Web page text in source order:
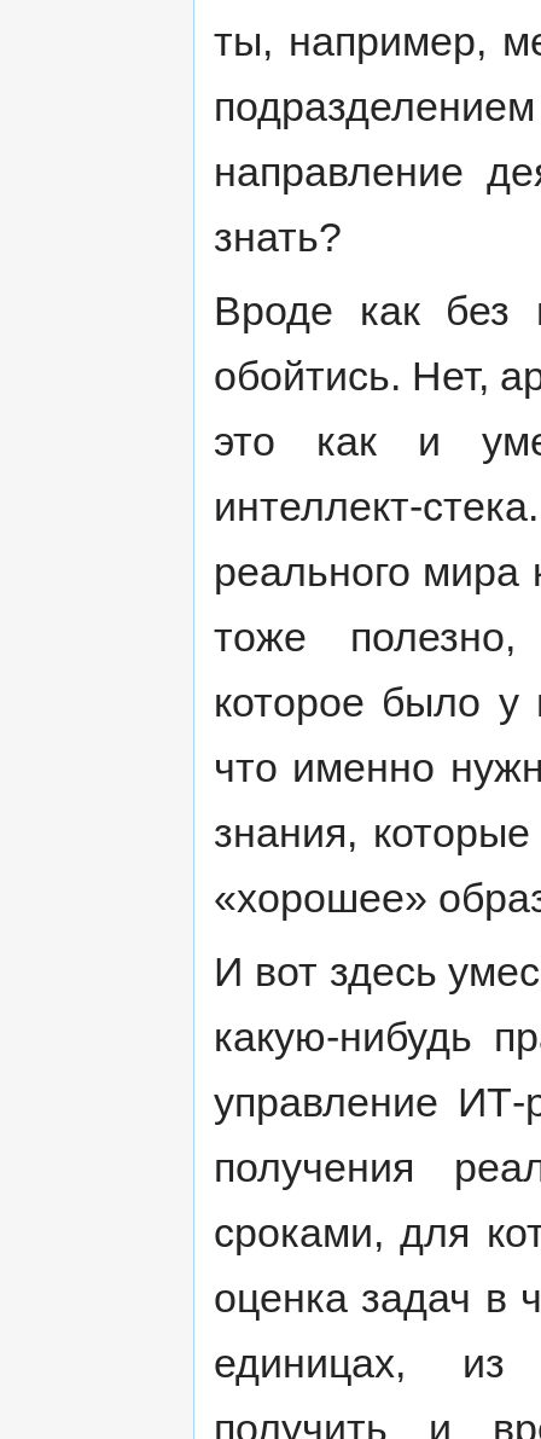
ты, например,
направление
знать?
Вроде как без
обойтись. Нет,
это как и
интеллект-
реального
тоже полезно,
которое было
что именно
знания,
«хорошее»
И вот здесь
какую-нибудь
управление ИТ-
получения
сроками, для
оценка задач в
единицах, из
получить и